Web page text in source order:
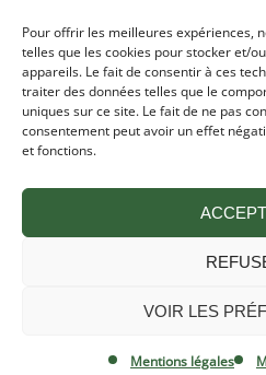
Pour offrir les meilleures expériences,
telles que les cookies pour stocker et/
appareils. Le fait de consentir à ces
traiter des données telles que le
uniques sur ce site. Le fait de ne pas
consentement peut avoir un effet
et fonctions.
VOIR LES
Mentions légales
Les derniers
Conseil
Conseil Municipal
Politique de